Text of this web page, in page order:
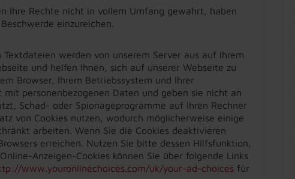
Ihre Rechte nicht in vollem Umfang gewahrt, haben
einzureichen.
werden von unserem Server aus auf Ihrem
und helfen Ihnen, sich auf unserer Webseite zu
Browser, Ihrem Betriebssystem und Ihrer
personenbezogenen Daten und geben sie nicht an
Schad- oder Spionageprogramme auf Ihren Rechner
von Cookies nutzen, wodurch möglicherweise einige
arbeiten. Wenn Sie die Cookies deaktivieren
erreichen. Nutzen Sie bitte dessen Hilfsfunktion,
Anzeigen-Cookies können Sie über folgende Links
www.youronlinechoices.com/uk/your-ad-choices für